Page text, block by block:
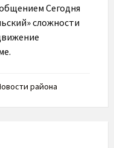
Сегодня
сложности
района